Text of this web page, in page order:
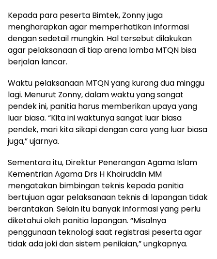
Kepada para peserta Bimtek, Zonny juga
mengharapkan agar memperhatikan informasi
dengan sedetail mungkin. Hal tersebut dilakukan
agar pelaksanaan di tiap arena lomba MTQN bisa
berjalan lancar.
Waktu pelaksanaan MTQN yang kurang dua minggu
lagi. Menurut Zonny, dalam waktu yang sangat
pendek ini, panitia harus memberikan upaya yang
luar biasa. “Kita ini waktunya sangat luar biasa
pendek, mari kita sikapi dengan cara yang luar biasa
juga,” ujarnya.
Sementara itu, Direktur Penerangan Agama Islam
Kementrian Agama Drs H Khoiruddin MM
mengatakan bimbingan teknis kepada panitia
bertujuan agar pelaksanaan teknis di lapangan tidak
berantakan. Selain itu banyak informasi yang perlu
diketahui oleh panitia lapangan. “Misalnya
penggunaan teknologi saat registrasi peserta agar
tidak ada joki dan sistem penilaian,” ungkapnya.